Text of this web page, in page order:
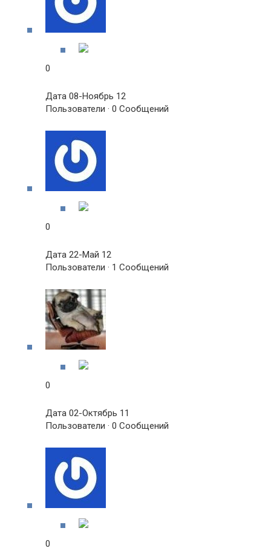
0
Дата 08-Ноябрь 12
Пользователи · 0 Сообщений
0
Дата 22-Май 12
Пользователи · 1 Сообщений
0
Дата 02-Октябрь 11
Пользователи · 0 Сообщений
0